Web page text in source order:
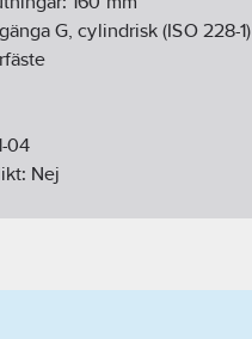
G, cylindrisk (ISO 228-1)
04
Nej